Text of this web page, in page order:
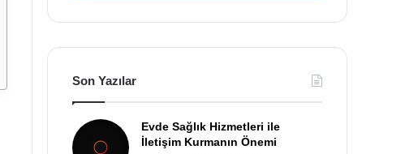
Son Yazılar
Evde Sağlık Hizmetleri ile
İletişim Kurmanın Önemi